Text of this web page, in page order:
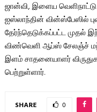
ஜான்வி, இளைய
ஐஸ்லாந்தின் வின்ஸ்பேஸில்
தேர்ந்தெடுக்கப்பட்ட முதல்
விண்வெளி ஆப்ஸ் சேலஞ்ச்
இளம் சாதனையாளர்
பெற்றுள்ளார்.
SHARE 0